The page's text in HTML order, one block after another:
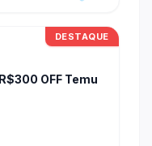
DESTAQUE
OFF Temu